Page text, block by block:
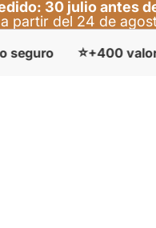
30 julio antes
partir del 24 de
⭐+400 valoraciones